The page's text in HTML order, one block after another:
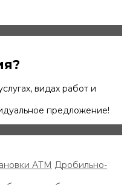
видах работ и
предложение!
АТМ Дробильно-